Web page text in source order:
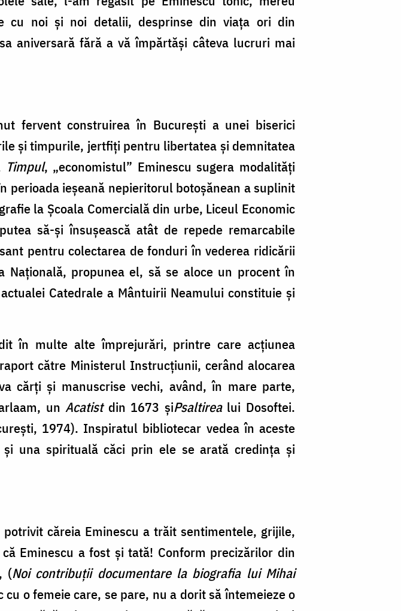
cu noi și noi detalii, desprinse din viața ori din
aniversară fără a vă împărtăși câteva lucruri mai
fervent construirea în București a unei biserici
și timpurile, jertfiți pentru libertatea și demnitatea
Timpul, „economistul” Eminescu sugera modalități
perioada ieșeană nepieritorul botoșănean a suplinit
la Școala Comercială din urbe, Liceul Economic
să-şi însuşească atât de repede remarcabile
pentru colectarea de fonduri în vederea ridicării
propunea el, să se aloce un procent în
Catedrale a Mântuirii Neamului constituie şi
în multe alte împrejurări, printre care acțiunea
către Ministerul Instrucțiunii, cerând alocarea
cărți și manuscrise vechi, având, în mare parte,
un Acatist din 1673 șiPsaltirealui Dosoftei.
1974). Inspiratul bibliotecar vedea în aceste
una spirituală căci prin ele se arată credința și
căreia Eminescu a trăit sentimentele, grijile,
Eminescu a fost și tată! Conform precizărilor din
(Noi contribuții documentare la biografia lui Mihai
o femeie care, se pare, nu a dorit să întemeieze o